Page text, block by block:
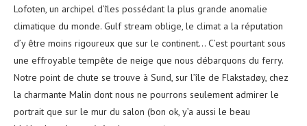
Lofoten, un archipel d’îles possédant la plus grande anomalie
climatique du monde. Gulf stream oblige, le climat a la réputation
d’y être moins rigoureux que sur le continent… C’est pourtant sous
une effroyable tempête de neige que nous débarquons du ferry.
Notre point de chute se trouve à Sund, sur l’île de Flakstadøy, chez
la charmante Malin dont nous ne pourrons seulement admirer le
portrait que sur le mur du salon (bon ok, y’a aussi le beau